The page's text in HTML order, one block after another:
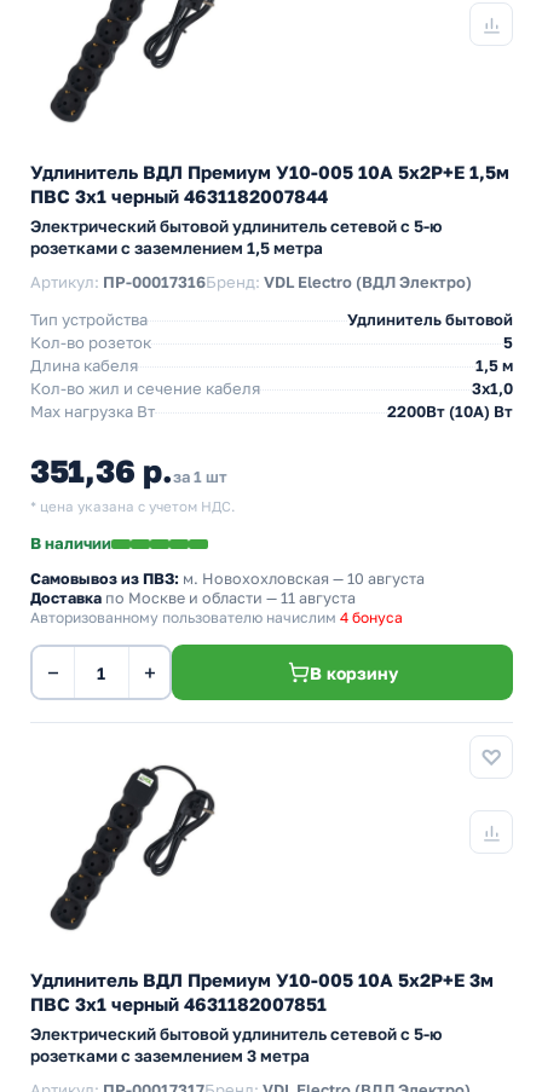
Удлинитель ВДЛ Премиум У10-005 10А 5х2P+E 1,5м
ПВС 3х1 черный 4631182007844
Электрический бытовой удлинитель сетевой с 5-ю
розетками с заземлением 1,5 метра
Артикул: ПР-00017316Бренд: VDL Electro (ВДЛ Электро)
Тип устройства
Удлинитель бытовой
Кол-во розеток
5
Длина кабеля
1,5 м
Кол-во жил и сечение кабеля
3х1,0
Max нагрузка Вт
2200Вт (10А) Вт
351,36 р.за 1 шт
* цена указана с учетом НДС.
В наличии
Самовывоз из ПВЗ: м. Новохохловская — 10 августа
Доставка по Москве и области — 11 августа
Авторизованному пользователю начислим 4 бонуса
− + В корзину
Удлинитель ВДЛ Премиум У10-005 10А 5х2P+E 3м
ПВС 3х1 черный 4631182007851
Электрический бытовой удлинитель сетевой с 5-ю
розетками с заземлением 3 метра